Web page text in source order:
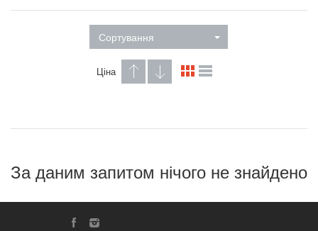
Сортування
Ціна
За даним запитом нічого не знайдено